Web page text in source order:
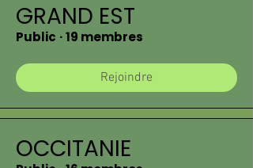
GRAND EST
Public ·19 membres
Rejoindre
OCCITANIE